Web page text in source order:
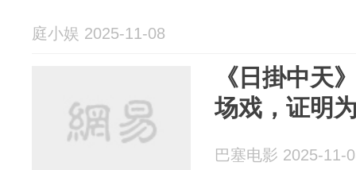
庭小娱 2025-11-08
《日掛中天
场戏，证明
巴塞电影 2025-11-